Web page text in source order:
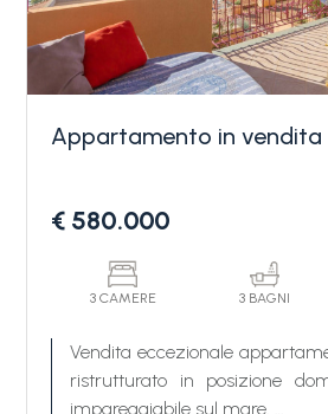
appartamento a Vallecrosia.
Appartamento in vendita
€ 580.000
3 CAMERE 3 BAGNI
Vendita eccezionale
ristrutturato in posizione
impareggiabile sul mare.